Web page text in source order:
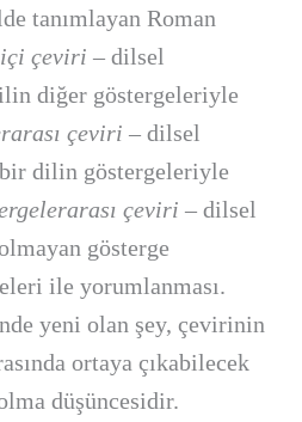
tanımlayan Roman
çeviri – dilsel
diğer göstergeleriyle
çeviri – dilsel
dilin göstergeleriyle
çeviri – dilsel
gösterge
ile yorumlanması.
yeni olan şey, çevirinin
ortaya çıkabilecek
düşüncesidir.